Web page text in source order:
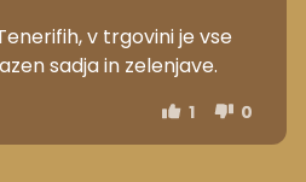
v trgovini je vse
sadja in zelenjave.
1 0